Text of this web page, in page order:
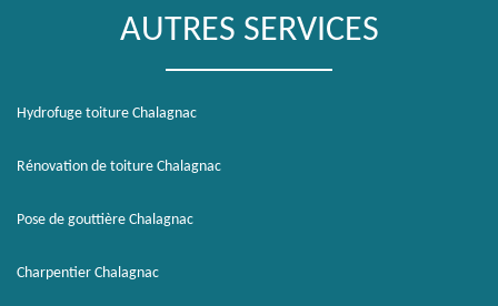
AUTRES SERVICES
Hydrofuge toiture Chalagnac
Rénovation de toiture Chalagnac
Pose de gouttière Chalagnac
Charpentier Chalagnac